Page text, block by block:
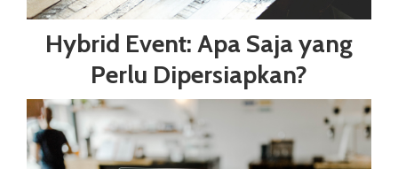
Hybrid Event: Apa Saja yang
Perlu Dipersiapkan?